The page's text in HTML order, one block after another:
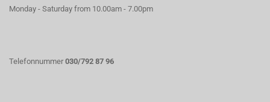
Monday - Saturday from 10.00am - 7.00pm
Telefonnummer 030/792 87 96